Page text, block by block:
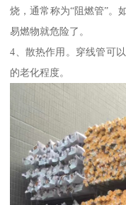
烧，通常称为“阻燃管”。
易燃物就危险了。
4、散热作用。穿线管可
的老化程度。